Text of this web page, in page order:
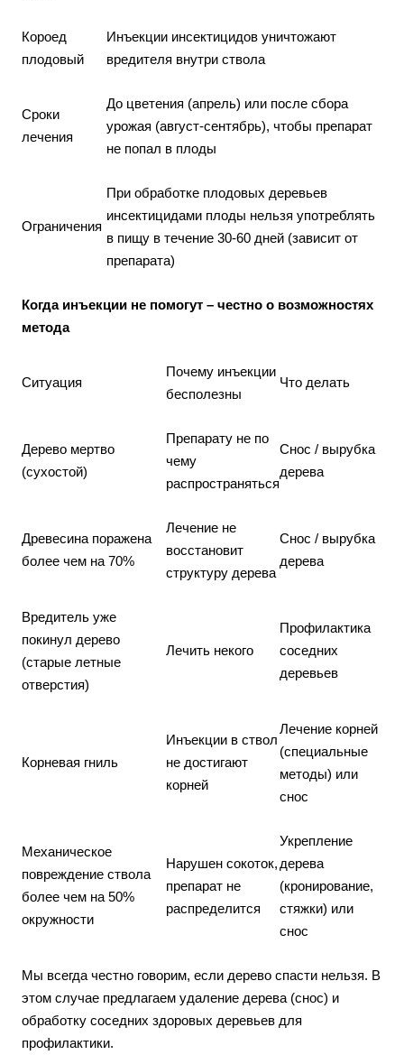
Короед
плодовый
Инъекции инсектицидов уничтожают
вредителя внутри ствола
Сроки
лечения
До цветения (апрель) или после сбора
урожая (август-сентябрь), чтобы препарат
не попал в плоды
Ограничения
При обработке плодовых деревьев
инсектицидами плоды нельзя употреблять
в пищу в течение 30-60 дней (зависит от
препарата)
Когда инъекции не помогут – честно о возможностях
метода
Ситуация
Почему инъекции
бесполезны
Что делать
Дерево мертво
(сухостой)
Препарату не по
чему
распространяться
Снос / вырубка
дерева
Древесина поражена
более чем на 70%
Лечение не
восстановит
структуру дерева
Снос / вырубка
дерева
Вредитель уже
покинул дерево
(старые летные
отверстия)
Лечить некого
Профилактика
соседних
деревьев
Корневая гниль
Инъекции в ствол
не достигают
корней
Лечение корней
(специальные
методы) или
снос
Механическое
повреждение ствола
более чем на 50%
окружности
Нарушен сокоток,
препарат не
распределится
Укрепление
дерева
(кронирование,
стяжки) или
снос
Мы всегда честно говорим, если дерево спасти нельзя. В
этом случае предлагаем удаление дерева (снос) и
обработку соседних здоровых деревьев для
профилактики.